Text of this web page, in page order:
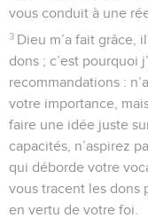
vous conduit à une
3 Dieu m’a fait grâce,
dons ; c’est pourquoi
recommandations :
votre importance,
faire une idée juste
capacités, n’aspirez
qui déborde votre
vous tracent les dons
en vertu de votre foi.